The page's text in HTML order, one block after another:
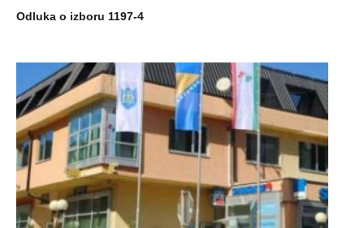
Odluka o izboru 1197-4